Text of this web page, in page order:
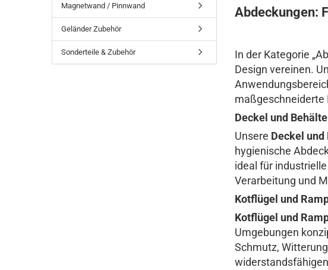
Edelstahl
nasslackiert
Stahl verzinkt ohne
Schutzfolie
Edelstahl
Stahl
Stahl
Abdeckungen:
In der Kategorie
Design vereinen.
maßgeschneiderte
Deckel und
Unsere Deckel und
hygienische
ideal für
Verarbeitung und
Kotflügel und
Kotflügel und
Umgebungen
Schmutz,
Magnetwand / Pinnwand
Geländer Zubehör
Sonderteile & Zubehör